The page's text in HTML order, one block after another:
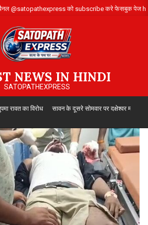
@satopathexpress को subscribe करे फेसबुक पेज
NEWS IN HINDI
SATOPATHEXPRESS
का विरोध सावन के दूसरे सोमवार पर दक्षेश्वर महादेव